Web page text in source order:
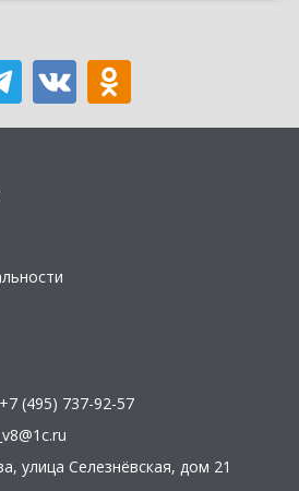
+7 (495) 737-92-57
, улица Селезнёвская, дом 21